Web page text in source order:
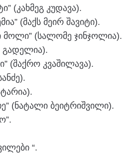
(კახმეგ კუდავა).
(მაქს მეირ შავიტი).
მოლი” (სალომე ჯინჯოლია).
გადელია).
(შაქრო კვაშილავა).
(ნატალი ბეიტრიშვილი).
“.